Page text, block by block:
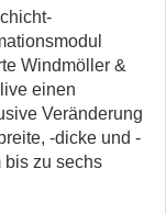
Windmöller &
einen
Veränderung
-dicke und -
bis zu sechs